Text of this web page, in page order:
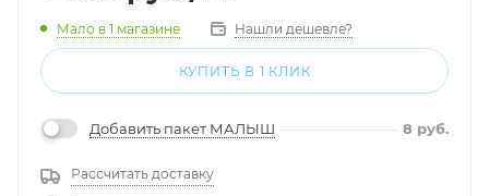
Мало в 1 магазине Нашли дешевле?
КУПИТЬ В 1 КЛИК
Добавить пакет МАЛЫШ 8 руб.
Рассчитать доставку